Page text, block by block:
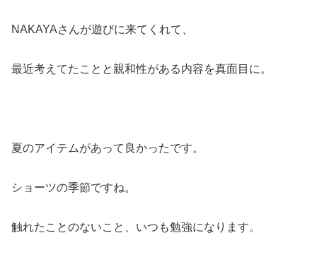
NAKAYAさんが遊びに来てくれて、
最近考えてたことと親和性がある内容を真面目に。
夏のアイテムがあって良かったです。
ショーツの季節ですね。
触れたことのないこと、いつも勉強になります。